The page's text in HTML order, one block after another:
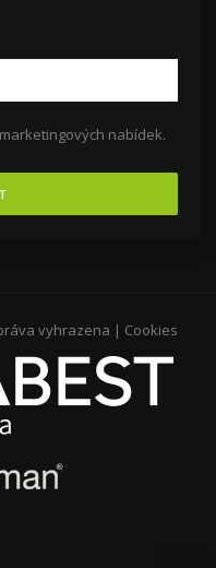
nabídek.
vyhrazena | Cookies